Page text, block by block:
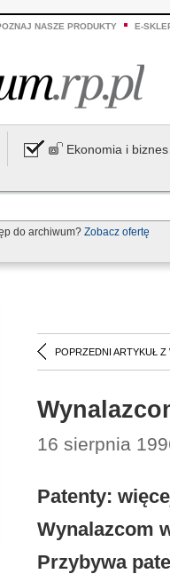
NASZE PRODUKTY E-
Ekonomia i biznes
do archiwum? Zobacz ofertę
POPRZEDNI ARTYKUŁ Z
16 sierpnia
Patenty:
Wynalazcom
Przybywa